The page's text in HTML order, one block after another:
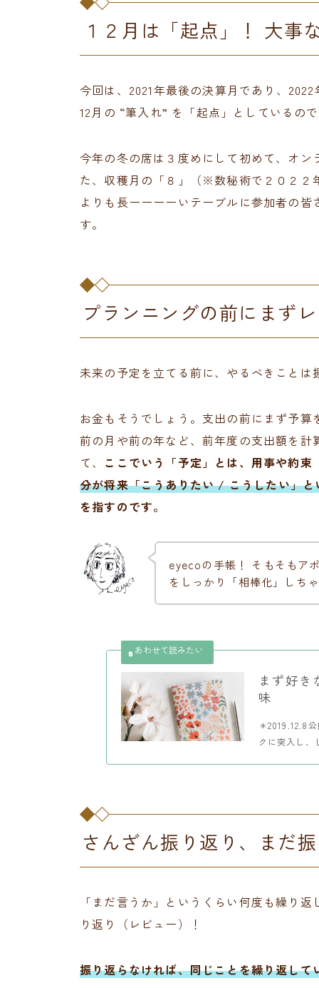
１２月は「起点」！ 大事
今回は、2021年最後の決算月であり、
12月の “筆入れ” を「起点」としているの
今年の冬の席は３度めにして初めて、オ
た、収穫月の「８」（※数秘術で２０２２
よりも長ーーーーいテーブルに参加者の
す。
プランニングの前にまず
未来の予定を立てる前に、やるべきことは
お金もそうでしょう。支出の前にまず予
前の月や前の年など、前年度の支出額を
て、 ここでいう「予定」とは、用事や約
分が将来「こうありたい / こうしたい」と
を指すのです。
eyecoの手帳！ そもそもア
をしっかり「相棒化」しち
まず好
味
＊2019.12.8
クに突入し
さんざん振り返り、まだ
「まだ言うか」というくらい何度も繰り
り返り（レビュー）！
振り返らなければ、同じことを繰り返して